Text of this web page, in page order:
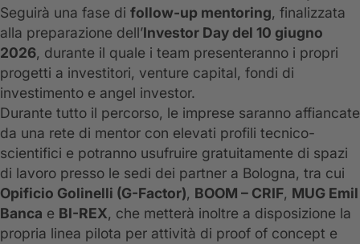
Seguirà una fase di follow-up mentoring, finalizzata
alla preparazione dell’Investor Day del 10 giugno
2026, durante il quale i team presenteranno i propri
progetti a investitori, venture capital, fondi di
investimento e angel investor.
Durante tutto il percorso, le imprese saranno affiancate
da una rete di mentor con elevati profili tecnico-
scientifici e potranno usufruire gratuitamente di spazi
di lavoro presso le sedi dei partner a Bologna, tra cui
Opificio Golinelli (G-Factor), BOOM – CRIF, MUG Emil
Banca e BI-REX, che metterà inoltre a disposizione la
propria linea pilota per attività di proof of concept e